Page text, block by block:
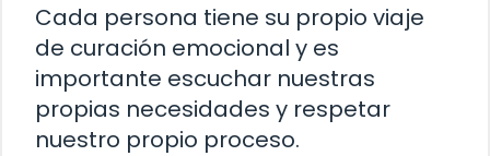
Cada persona tiene su propio viaje
de curación emocional y es
importante escuchar nuestras
propias necesidades y respetar
nuestro propio proceso.